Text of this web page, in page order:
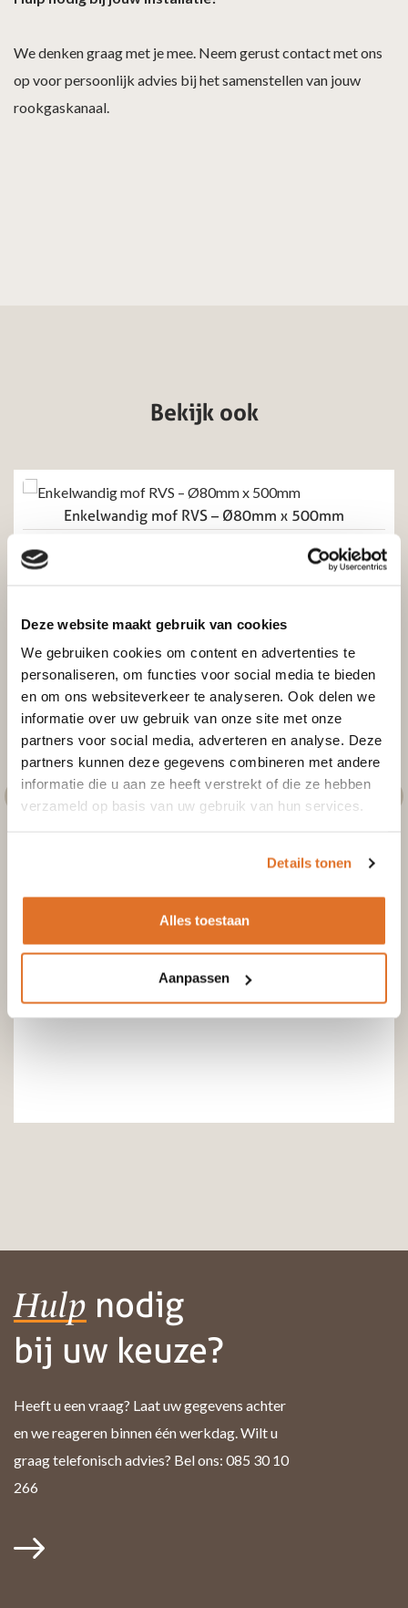
Deze website maakt gebruik van cookies
We gebruiken cookies om content en advertenties te
personaliseren, om functies voor social media te bieden
en om ons websiteverkeer te analyseren. Ook delen we
informatie over uw gebruik van onze site met onze
partners voor social media, adverteren en analyse. Deze
partners kunnen deze gegevens combineren met andere
informatie die u aan ze heeft verstrekt of die ze hebben
verzameld op basis van uw gebruik van hun services.
Details tonen
Alles toestaan
Aanpassen
We denken graag met je mee. Neem gerust contact met ons
op voor persoonlijk advies bij het samenstellen van jouw
rookgaskanaal.
Bekijk ook
Enkelwandig mof RVS – Ø80mm x 500mm
Incl. btw
Excl. btw
Toevoegen aan winkelwagen
Hulp nodig
bij uw keuze?
Heeft u een vraag? Laat uw gegevens achter
en we reageren binnen één werkdag. Wilt u
graag telefonisch advies? Bel ons: 085 30 10
266